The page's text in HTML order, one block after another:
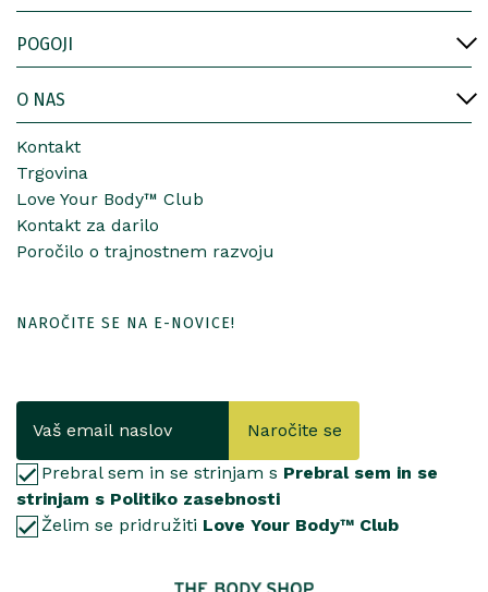
POGOJI
O NAS
Kontakt
Trgovina
Love Your Body™ Club
Kontakt za darilo
Poročilo o trajnostnem razvoju
NAROČITE SE NA E-NOVICE!
Naročite se
Prebral sem in se strinjam s Prebral sem in se
strinjam s Politiko zasebnosti
Želim se pridružiti Love Your Body™ Club